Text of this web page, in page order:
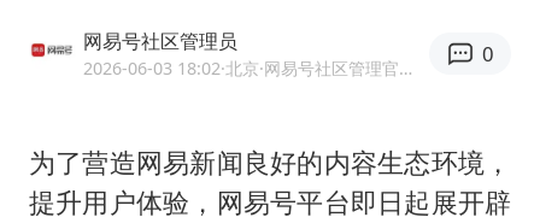
看守所辅警收受10万获刑1年
CIA被曝已秘密设立古巴工作组
网易号社区管理员
2026-06-03 18:02·北京 ·网易号社区管理官方账号
0
为了营造网易新闻良好的内容生态环境，
提升用户体验，网易号平台即日起展开辟